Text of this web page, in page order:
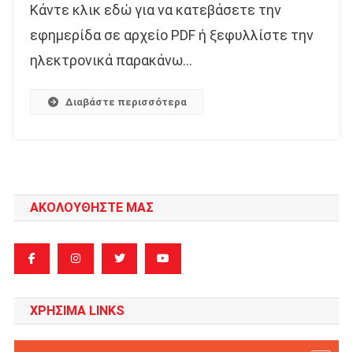
Κάντε κλικ εδώ για να κατεβάσετε την
εφημερίδα σε αρχείο PDF ή ξεφυλλίστε την
ηλεκτρονικά παρακάνω…
Διαβάστε περισσότερα
ΑΚΟΛΟΥΘΗΣΤΕ ΜΑΣ
ΧΡΗΣΙΜΑ LINKS